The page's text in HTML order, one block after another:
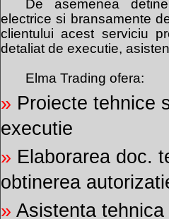
De asemenea
electrice si bransamente
clientului acest serviciu
detaliat de executie,
Elma Trading ofera:
» Proiecte tehnice
executie
» Elaborarea doc.
obtinerea
» Asistenta